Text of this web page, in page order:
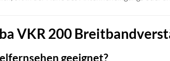
VKR 200
geeignet?